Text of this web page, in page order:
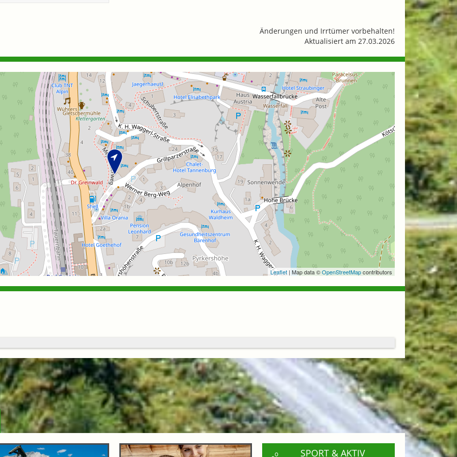
Änderungen und Irrtümer vorbehalten!
Aktualisiert am 27.03.2026
Leaflet | Map data ©OpenStreetMapcontributors
SPORT & AKTIV